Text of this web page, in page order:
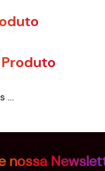
...
nossa